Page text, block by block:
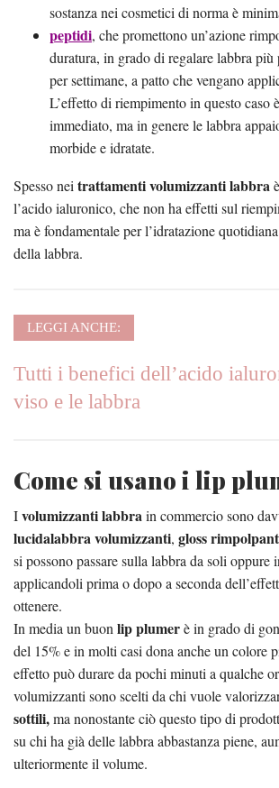
sostanza nei cosmetici di norma è
peptidi, che promettono un’azione
duratura, in grado di regalare labbra più
per settimane, a patto che vengano
L’effetto di riempimento in questo caso
immediato, ma in genere le labbra
morbide e idratate.
Spesso nei trattamenti volumizzanti labbra
l’acido ialuronico, che non ha effetti sul
ma è fondamentale per l’idratazione
della labbra.
LEGGI ANCHE:
Tutti i benefici dell’acido
viso e le labbra
Come si usano i lip
Ivolumizzanti labbrain commercio sono
lucidalabbra volumizzanti, gloss
si possono passare sulla labbra da soli oppure
applicandoli prima o dopo a seconda
ottenere.
In media un buon lip plumerè in grado di
del 15% e in molti casi dona anche un colore
effetto può durare da pochi minuti a qualche
volumizzanti sono scelti da chi vuole
sottili,ma nonostante ciò questo tipo di
su chi ha già delle labbra abbastanza piene,
ulteriormente il volume.